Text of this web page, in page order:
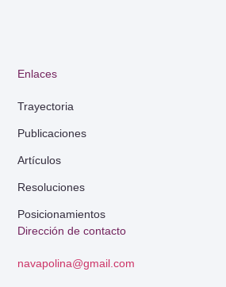
Dirección de contacto
navapolina@gmail.com
Enlaces
Trayectoria
Publicaciones
Artículos
Resoluciones
Posicionamientos